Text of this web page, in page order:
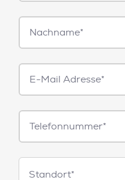
Nachname*
E-
Mail*
Telefonnummer
Standorte
Standort*